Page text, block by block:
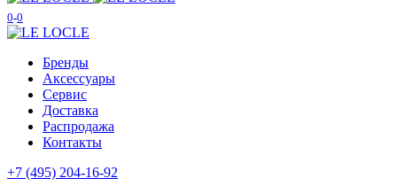
0 0
Бренды
Аксессуары
Сервис
Доставка
Распродажа
Контакты
+7 (495) 204-16-92